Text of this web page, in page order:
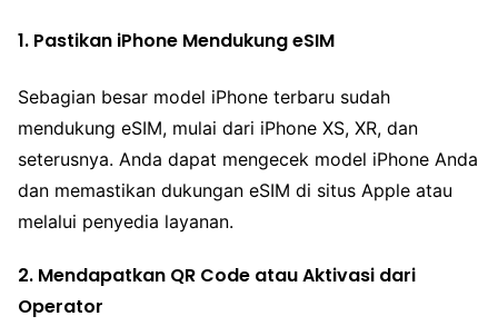
1. Pastikan iPhone Mendukung eSIM
Sebagian besar model iPhone terbaru sudah
mendukung eSIM, mulai dari iPhone XS, XR, dan
seterusnya. Anda dapat mengecek model iPhone Anda
dan memastikan dukungan eSIM di situs Apple atau
melalui penyedia layanan.
2. Mendapatkan QR Code atau Aktivasi dari
Operator